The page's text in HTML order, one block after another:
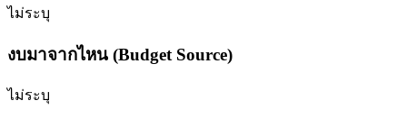
ไม่ระบุ
งบมาจากไหน (Budget Source)
ไม่ระบุ